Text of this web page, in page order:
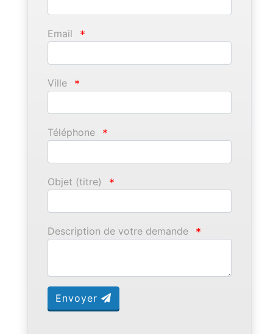
Email *
Ville *
Téléphone *
Objet (titre) *
Description de votre demande *
Envoyer